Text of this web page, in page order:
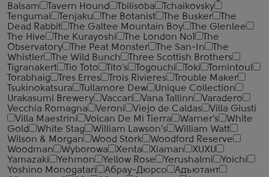
Balsam
Tavern Hound Tbilisoba
Tchaikovsky
Tengumai
Tenjaku The Botanist The Busker
The
Dead Rabbit
The Galtee Mountain Boy
The Glenlee
The Hive
The Kurayoshi The London №1
The
Observatory
The Peat Monster The San-In
The
Whistler
The Wild Bunch
Three Scottish Brothers
Tigranakert
Tio Toto Tito's Togouchi Toki
Tomintoul
Torabhaig
Tres Erres Trois Rivieres
Trouble Maker
Tsukinokatsura
Tullamore Dew
Unique Collection
Urakasumi Brewery
Vaccari Vana Tallinn
Varadero
Vecchia Romagna
Veroni Viejo de Caldas
Villa Giusti
Villa Maestrini
Volcan De Mi Tierra Warner's
White
Gold
White Stag William Lawson's
William Watt
Wilson & Morgan
Wood Stork
Woodford Reserve
Woodman
Wyborowa Xenta Xiaman
XUXU
Yamazaki
Yehmon Yellow Rose Yerushalmi
Yoichi
Yoshino Monogatari
Абрау-Дюрсо
Адъютант